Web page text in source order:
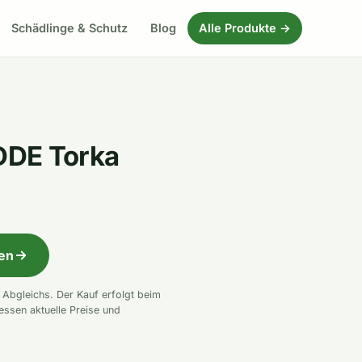
Schädlinge & Schutz Blog Alle Produkte →
Torka
Der Kauf erfolgt beim
aktuelle Preise und